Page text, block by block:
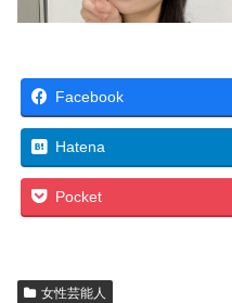
Facebook
Hatena
Pocket
女性芸能人